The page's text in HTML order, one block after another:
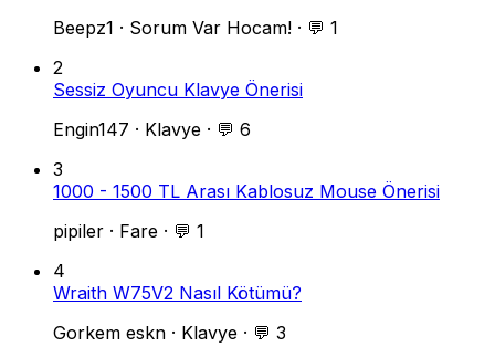
Beepz1 · Sorum Var Hocam! · 💬 1
2
Sessiz Oyuncu Klavye Önerisi
Engin147 · Klavye · 💬 6
3
1000 - 1500 TL Arası Kablosuz Mouse Önerisi
pipiler · Fare · 💬 1
4
Wraith W75V2 Nasıl Kötümü?
Gorkem eskn · Klavye · 💬 3